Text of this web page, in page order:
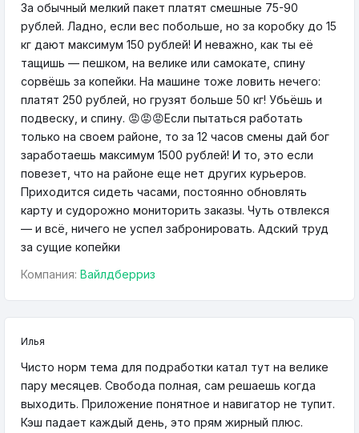
За обычный мелкий пакет платят смешные 75-90
рублей. Ладно, если вес побольше, но за коробку до 15
кг дают максимум 150 рублей! И неважно, как ты её
тащишь — пешком, на велике или самокате, спину
сорвёшь за копейки. На машине тоже ловить нечего:
платят 250 рублей, но грузят больше 50 кг! Убьёшь и
подвеску, и спину. 😡😡😡Если пытаться работать
только на своем районе, то за 12 часов смены дай бог
заработаешь максимум 1500 рублей! И то, это если
повезет, что на районе еще нет других курьеров.
Приходится сидеть часами, постоянно обновлять
карту и судорожно мониторить заказы. Чуть отвлекся
— и всё, ничего не успел забронировать. Адский труд
за сущие копейки
Компания: Вайлдберриз
Илья
Чисто норм тема для подработки катал тут на велике
пару месяцев. Свобода полная, сам решаешь когда
выходить. Приложение понятное и навигатор не тупит.
Кэш падает каждый день, это прям жирный плюс.